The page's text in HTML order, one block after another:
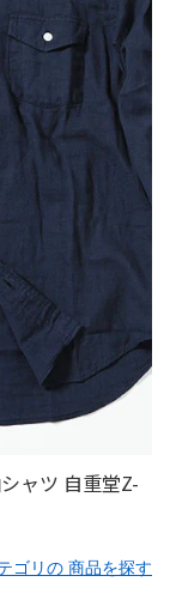
ゴリの 商品を探す